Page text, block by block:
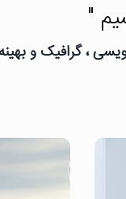
"
نویسی ، گرافیک و